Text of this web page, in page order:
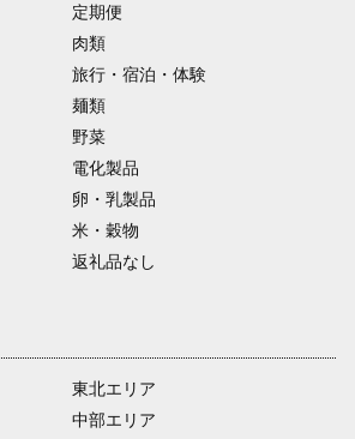
定期便
肉類
旅行・宿泊・体験
麺類
野菜
電化製品
卵・乳製品
米・穀物
返礼品なし
東北エリア
中部エリア